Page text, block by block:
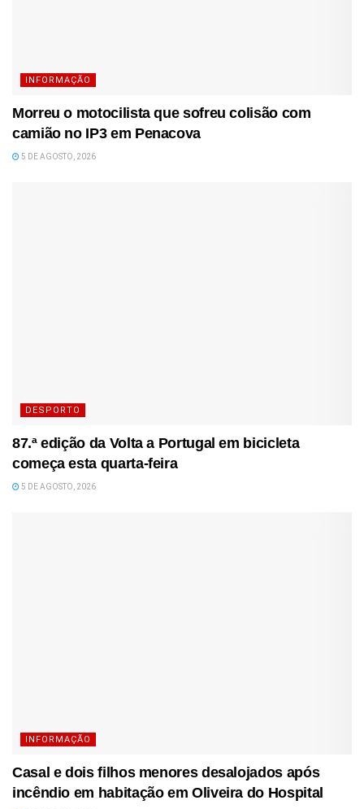
INFORMAÇÃO
Morreu o motocilista que sofreu colisão com
camião no IP3 em Penacova
5 DE AGOSTO, 2026
DESPORTO
87.ª edição da Volta a Portugal em bicicleta
começa esta quarta-feira
5 DE AGOSTO, 2026
INFORMAÇÃO
Casal e dois filhos menores desalojados após
incêndio em habitação em Oliveira do Hospital